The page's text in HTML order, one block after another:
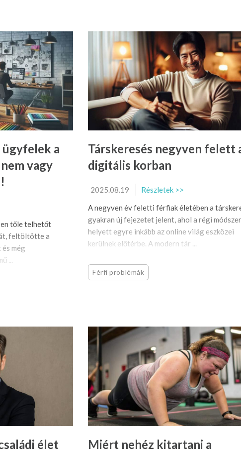
a
vagy
tőle telhetőt
feltöltötte a
még
...
Társkeresés negyven felett
digitális korban
2025.08.19
Részletek >>
A negyven év feletti férfiak életében a
gyakran új fejezetet jelent, ahol a régi
helyett egyre inkább az online világ eszközei
kerülnek előtérbe. A modern tár ...
Férfi problémák
élet
Miért nehéz kitartani a